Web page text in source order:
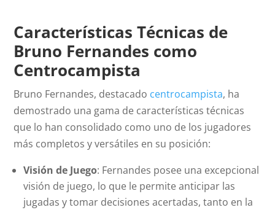
Características Técnicas de
Bruno Fernandes como
Centrocampista
Bruno Fernandes, destacado centrocampista, ha
demostrado una gama de características técnicas
que lo han consolidado como uno de los jugadores
más completos y versátiles en su posición:
Visión de Juego: Fernandes posee una excepcional
visión de juego, lo que le permite anticipar las
jugadas y tomar decisiones acertadas, tanto en la